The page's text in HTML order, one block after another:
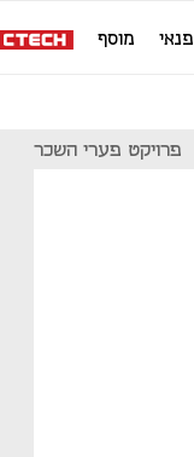
פנאי מוסף
פרויקט פערי השכר